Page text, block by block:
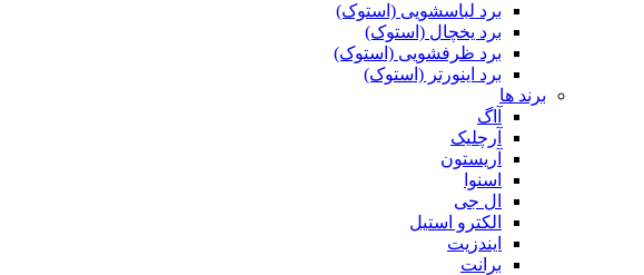
برد لباسشویی (استوک)
برد یخچال (استوک)
برد ظرفشویی (استوک)
برد اینورتر (استوک)
برند ها
آاگ
آرچلیک
آریستون
اسنوا
ال جی
الکترو استیل
ایندزیت
برانت